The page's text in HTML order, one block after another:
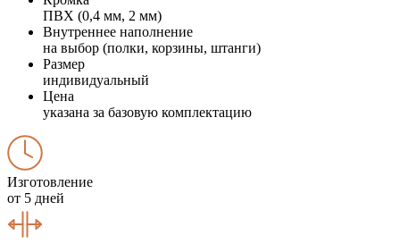
ПВХ (0,4 мм, 2 мм)
Внутреннее наполнение
на выбор (полки, корзины, штанги)
Размер
индивидуальный
Цена
указана за базовую комплектацию
Изготовление
от 5 дней